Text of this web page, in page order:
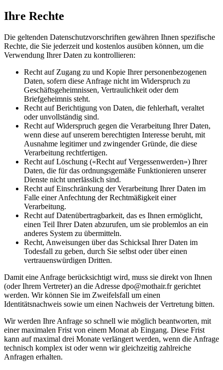
Ihre Rechte
Die geltenden Datenschutzvorschriften gewähren Ihnen spezifische
Rechte, die Sie jederzeit und kostenlos ausüben können, um die
Verwendung Ihrer Daten zu kontrollieren:
Recht auf Zugang zu und Kopie Ihrer personenbezogenen
Daten, sofern diese Anfrage nicht im Widerspruch zu
Geschäftsgeheimnissen, Vertraulichkeit oder dem
Briefgeheimnis steht.
Recht auf Berichtigung von Daten, die fehlerhaft, veraltet
oder unvollständig sind.
Recht auf Widerspruch gegen die Verarbeitung Ihrer Daten,
wenn diese auf unserem berechtigten Interesse beruht, mit
Ausnahme legitimer und zwingender Gründe, die diese
Verarbeitung rechtfertigen.
Recht auf Löschung («Recht auf Vergessenwerden») Ihrer
Daten, die für das ordnungsgemäße Funktionieren unserer
Dienste nicht unerlässlich sind.
Recht auf Einschränkung der Verarbeitung Ihrer Daten im
Falle einer Anfechtung der Rechtmäßigkeit einer
Verarbeitung.
Recht auf Datenübertragbarkeit, das es Ihnen ermöglicht,
einen Teil Ihrer Daten abzurufen, um sie problemlos an ein
anderes System zu übermitteln.
Recht, Anweisungen über das Schicksal Ihrer Daten im
Todesfall zu geben, durch Sie selbst oder über einen
vertrauenswürdigen Dritten.
Damit eine Anfrage berücksichtigt wird, muss sie direkt von Ihnen
(oder Ihrem Vertreter) an die Adresse dpo@mothair.fr gerichtet
werden. Wir können Sie im Zweifelsfall um einen
Identitätsnachweis sowie um einen Nachweis der Vertretung bitten.
Wir werden Ihre Anfrage so schnell wie möglich beantworten, mit
einer maximalen Frist von einem Monat ab Eingang. Diese Frist
kann auf maximal drei Monate verlängert werden, wenn die Anfrage
technisch komplex ist oder wenn wir gleichzeitig zahlreiche
Anfragen erhalten.